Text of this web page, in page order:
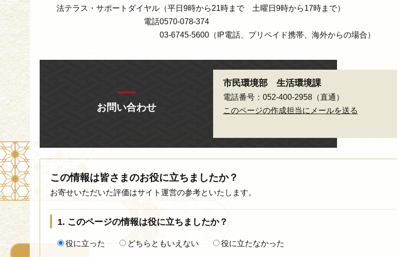
法テラス・サポートダイヤル（平日9時から21時まで 土曜日9時から17時まで）
電話0570-078-374
03-6745-5600（IP電話、プリペイド携帯、海外からの場合）
お問い合わせ
市民環境部 生活環境課
電話番号：052-400-2958（直通）
このページの作成担当にメールを送る
この情報は皆さまのお役に立ちましたか？
お寄せいただいた評価はサイト運営の参考といたします。
1. このページの情報は役に立ちましたか？
役に立った どちらともいえない 役に立たなかった